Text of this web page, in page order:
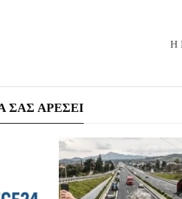
Η
ΣΑΣ ΑΡΈΣΕΙ